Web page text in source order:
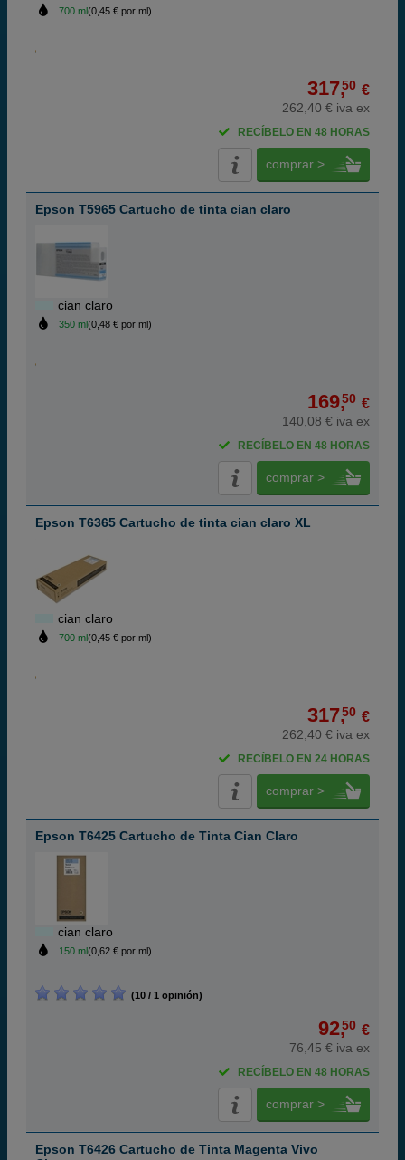
700 ml(0,45 € por ml)
317,50 €
262,40 € iva ex
RECÍBELO EN 48 HORAS
comprar >
Epson T5965 Cartucho de tinta cian claro
cian claro
350 ml(0,48 € por ml)
169,50 €
140,08 € iva ex
RECÍBELO EN 48 HORAS
comprar >
Epson T6365 Cartucho de tinta cian claro XL
cian claro
700 ml(0,45 € por ml)
317,50 €
262,40 € iva ex
RECÍBELO EN 24 HORAS
comprar >
Epson T6425 Cartucho de Tinta Cian Claro
cian claro
150 ml(0,62 € por ml)
(10 / 1 opinión)
92,50 €
76,45 € iva ex
RECÍBELO EN 48 HORAS
comprar >
Epson T6426 Cartucho de Tinta Magenta Vivo